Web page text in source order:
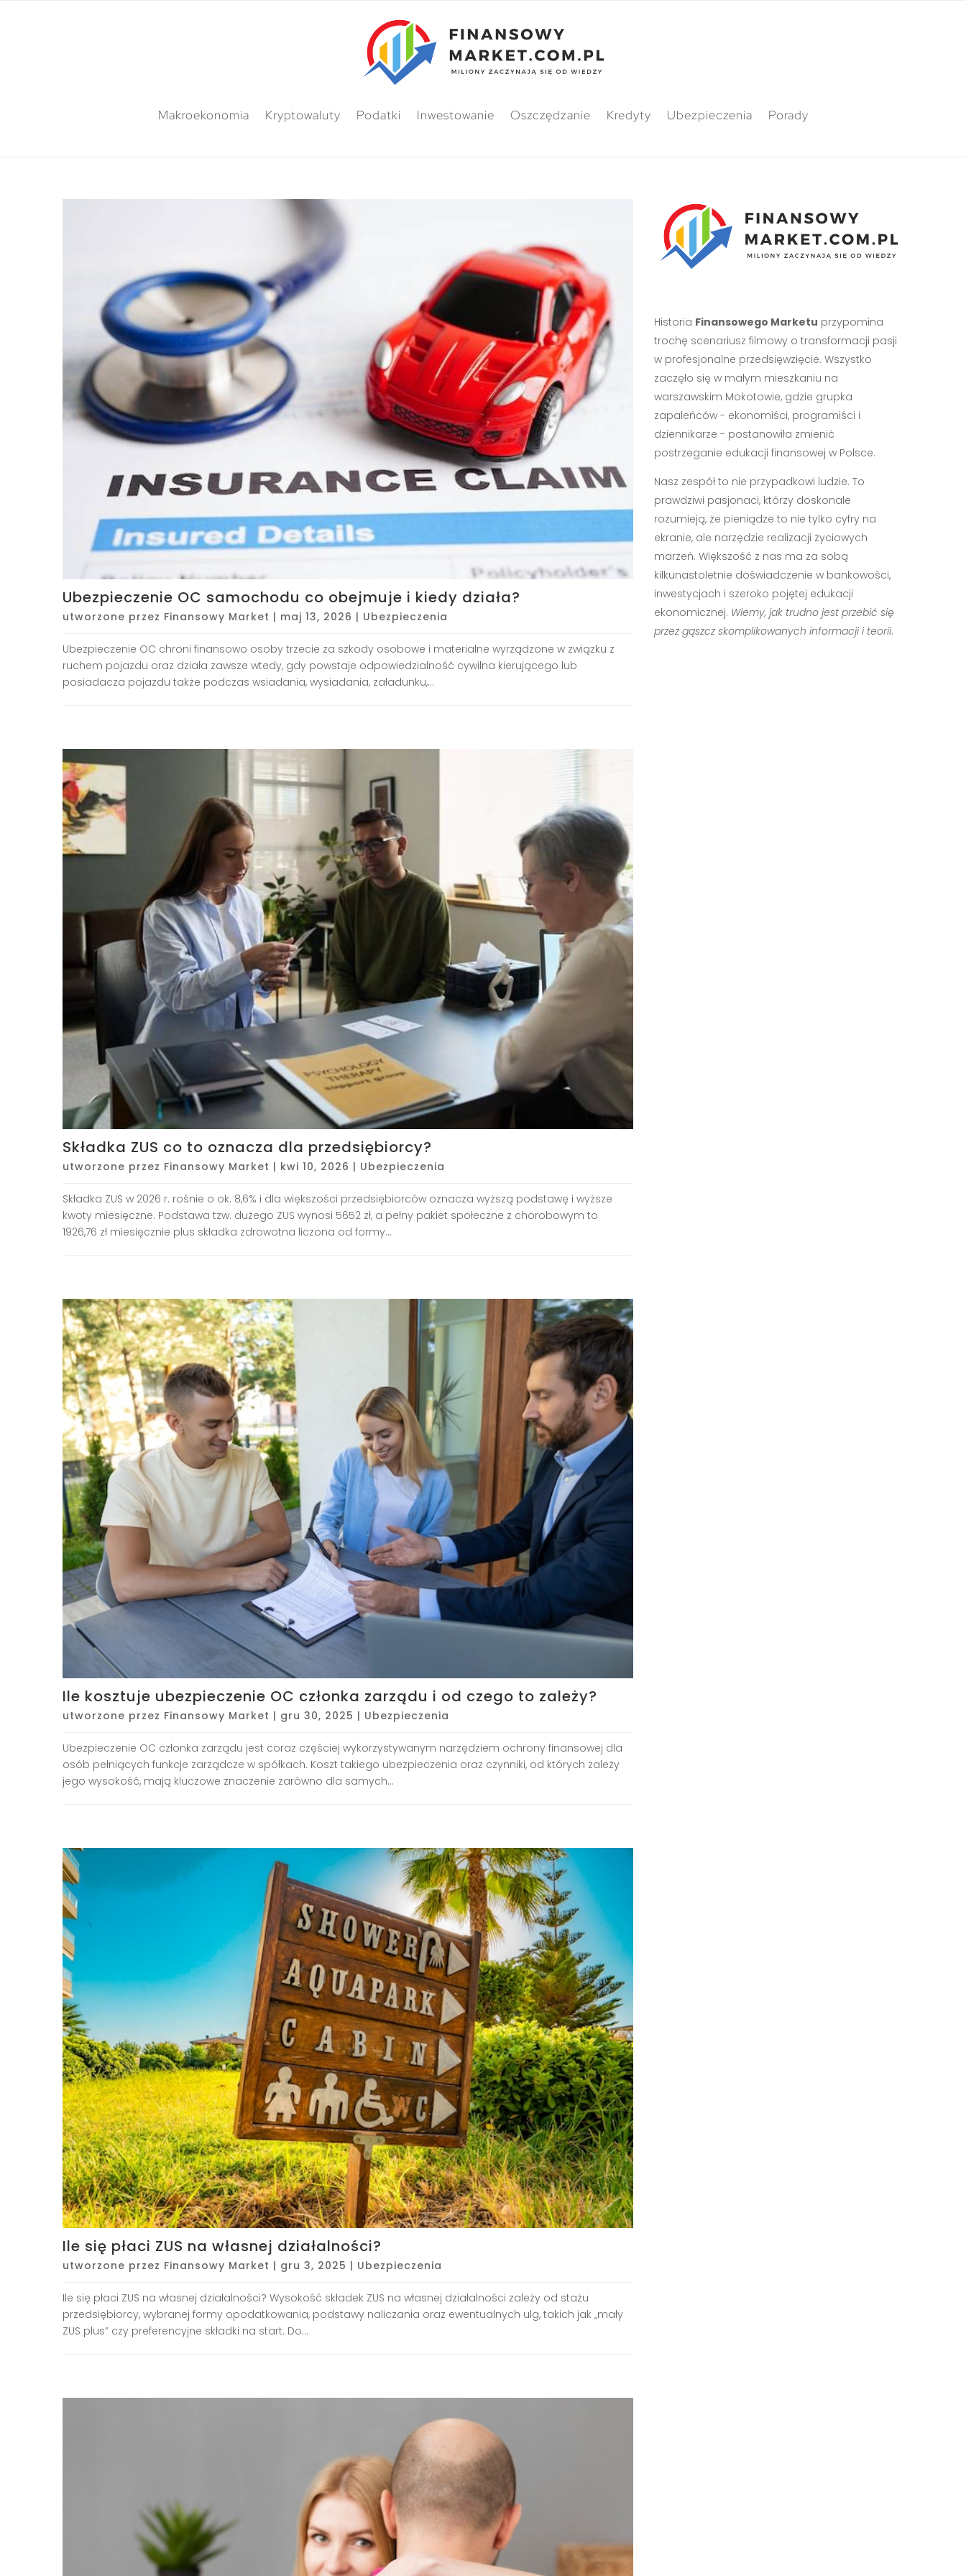
Makroekonomia Kryptowaluty Podatki Inwestowanie Oszczędzanie Kredyty Ubezpieczenia Porady
Ubezpieczenie OC samochodu co obejmuje i kiedy działa?
utworzone przez Finansowy Market | maj 13, 2026 | Ubezpieczenia
Ubezpieczenie OC chroni finansowo osoby trzecie za szkody osobowe i materialne wyrządzone w związku z
ruchem pojazdu oraz działa zawsze wtedy, gdy powstaje odpowiedzialność cywilna kierującego lub
posiadacza pojazdu także podczas wsiadania, wysiadania, załadunku,...
Składka ZUS co to oznacza dla przedsiębiorcy?
utworzone przez Finansowy Market | kwi 10, 2026 | Ubezpieczenia
Składka ZUS w 2026 r. rośnie o ok. 8,6% i dla większości przedsiębiorców oznacza wyższą podstawę i wyższe
kwoty miesięczne. Podstawa tzw. dużego ZUS wynosi 5652 zł, a pełny pakiet społeczne z chorobowym to
1926,76 zł miesięcznie plus składka zdrowotna liczona od formy...
Ile kosztuje ubezpieczenie OC członka zarządu i od czego to zależy?
utworzone przez Finansowy Market | gru 30, 2025 | Ubezpieczenia
Ubezpieczenie OC członka zarządu jest coraz częściej wykorzystywanym narzędziem ochrony finansowej dla
osób pełniących funkcje zarządcze w spółkach. Koszt takiego ubezpieczenia oraz czynniki, od których zależy
jego wysokość, mają kluczowe znaczenie zarówno dla samych...
Ile się płaci ZUS na własnej działalności?
utworzone przez Finansowy Market | gru 3, 2025 | Ubezpieczenia
Ile się płaci ZUS na własnej działalności? Wysokość składek ZUS na własnej działalności zależy od stażu
przedsiębiorcy, wybranej formy opodatkowania, podstawy naliczania oraz ewentualnych ulg, takich jak „mały
ZUS plus” czy preferencyjne składki na start. Do...
Historia Finansowego Marketu przypomina
trochę scenariusz filmowy o transformacji pasji
w profesjonalne przedsięwzięcie. Wszystko
zaczęło się w małym mieszkaniu na
warszawskim Mokotowie, gdzie grupka
zapaleńców - ekonomiści, programiści i
dziennikarze - postanowiła zmienić
postrzeganie edukacji finansowej w Polsce.
Nasz zespół to nie przypadkowi ludzie. To
prawdziwi pasjonaci, którzy doskonale
rozumieją, że pieniądze to nie tylko cyfry na
ekranie, ale narzędzie realizacji życiowych
marzeń. Większość z nas ma za sobą
kilkunastoletnie doświadczenie w bankowości,
inwestycjach i szeroko pojętej edukacji
ekonomicznej. Wiemy, jak trudno jest przebić się
przez gąszcz skomplikowanych informacji i teorii.